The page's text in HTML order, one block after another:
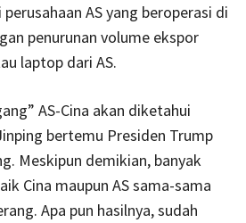
AS yang beroperasi di
penurunan volume ekspor
laptop dari AS.
AS-Cina akan diketahui
bertemu Presiden Trump
Meskipun demikian, banyak
Cina maupun AS sama-sama
Apa pun hasilnya, sudah